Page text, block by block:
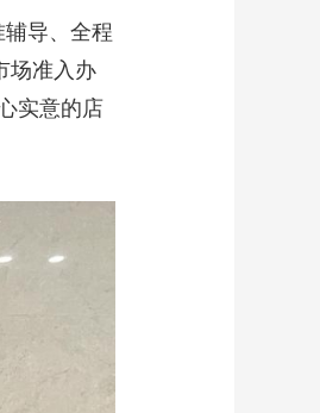
导、全程
场准入办
实意的店